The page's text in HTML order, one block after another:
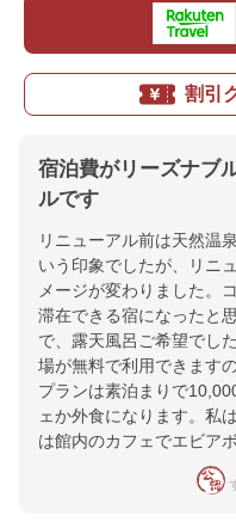
割引
宿泊費がリーズナブ
ルです
リニューアル前は天然温
いう印象でしたが、リニ
メージが変わりました。
滞在できる宿になったと
で、露天風呂ご希望でし
場が無料で利用できます
プランは素泊まりで
ェか外食になります。私
は館内のカフェでエビア